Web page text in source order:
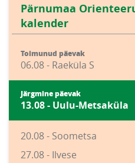
Pärnumaa
kalender
Toimunud päevak
06.08 - Raeküla S
Järgmine päevak
13.08 - Uulu-Metsaküla
20.08 - Soometsa
27.08 - Ilvese